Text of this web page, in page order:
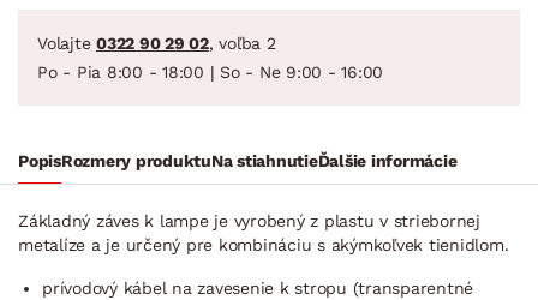
Volajte 0322 90 29 02, voľba 2
Po - Pia 8:00 - 18:00 | So - Ne 9:00 - 16:00
PopisRozmery produktuNa stiahnutieĎalšie informácie
Základný záves k lampe je vyrobený z plastu v striebornej
metalíze a je určený pre kombináciu s akýmkoľvek tienidlom.
prívodový kábel na zavesenie k stropu (transparentné